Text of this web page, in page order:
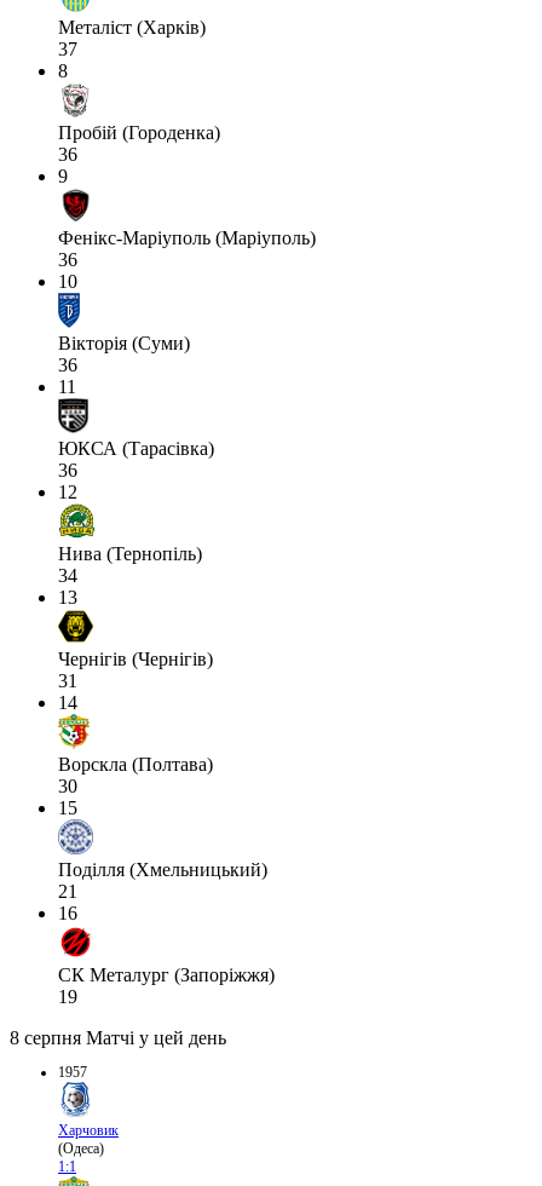
Металіст (Харків)
37
8
Пробій (Городенка)
36
9
Фенікс-Маріуполь (Маріуполь)
36
10
Вікторія (Суми)
36
11
ЮКСА (Тарасівка)
36
12
Нива (Тернопіль)
34
13
Чернігів (Чернігів)
31
14
Ворскла (Полтава)
30
15
Поділля (Хмельницький)
21
16
СК Металург (Запоріжжя)
19
8 серпня Матчі у цей день
1957
Харчовик
(Одеса)
1:1